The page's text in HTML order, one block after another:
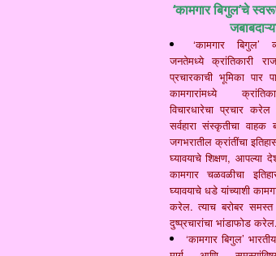
‘कामगार बिगुल’चे
‘कामगार बिगुल’
जनतेमध्ये क्रांतिकारी
प्रचारकाची भूमिका पार
कामगारांमध्ये
विचारधारेचा प्रचार
सर्वहारा संस्कृतीचा
जगभरातील क्रांतींचा
घ्यावयाचे शिक्षण, आपल्या
कामगार चळवळीचा
घ्यावयाचे धडे यांच्याशी
करेल. त्याच बरोबर
दुष्प्रचारांचा भांडाफोड करेल.
‘कामगार बिगुल’